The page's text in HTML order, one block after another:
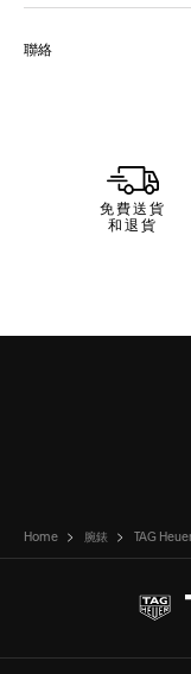
聯絡
免費送貨
和退貨
Home 腕錶 TAG